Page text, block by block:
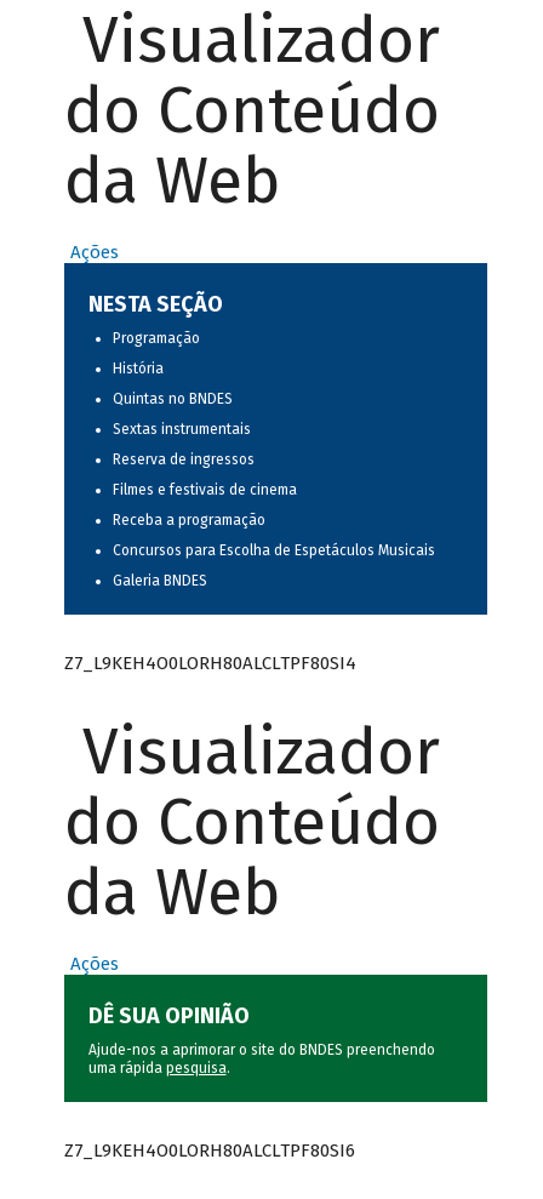
Visualizador
do Conteúdo
da Web
Ações
NESTA SEÇÃO
Programação
História
Quintas no BNDES
Sextas instrumentais
Reserva de ingressos
Filmes e festivais de cinema
Receba a programação
Concursos para Escolha de Espetáculos Musicais
Galeria BNDES
Z7_L9KEH4O0LORH80ALCLTPF80SI4
Visualizador
do Conteúdo
da Web
Ações
DÊ SUA OPINIÃO
Ajude-nos a aprimorar o site do BNDES preenchendo
uma rápida pesquisa.
Z7_L9KEH4O0LORH80ALCLTPF80SI6